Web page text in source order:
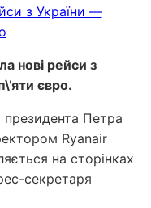
нові рейси з
євро.
президента Петра
Ryanair
на сторінках
секретаря